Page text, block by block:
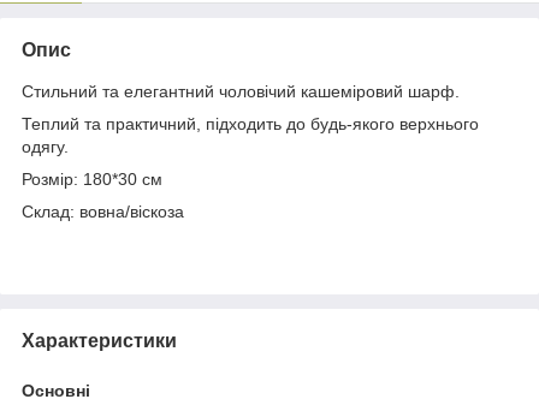
Опис
Стильний та елегантний чоловічий кашеміровий шарф.
Теплий та практичний, підходить до будь-якого верхнього
одягу.
Розмір: 180*30 см
Склад: вовна/віскоза
Характеристики
Основні